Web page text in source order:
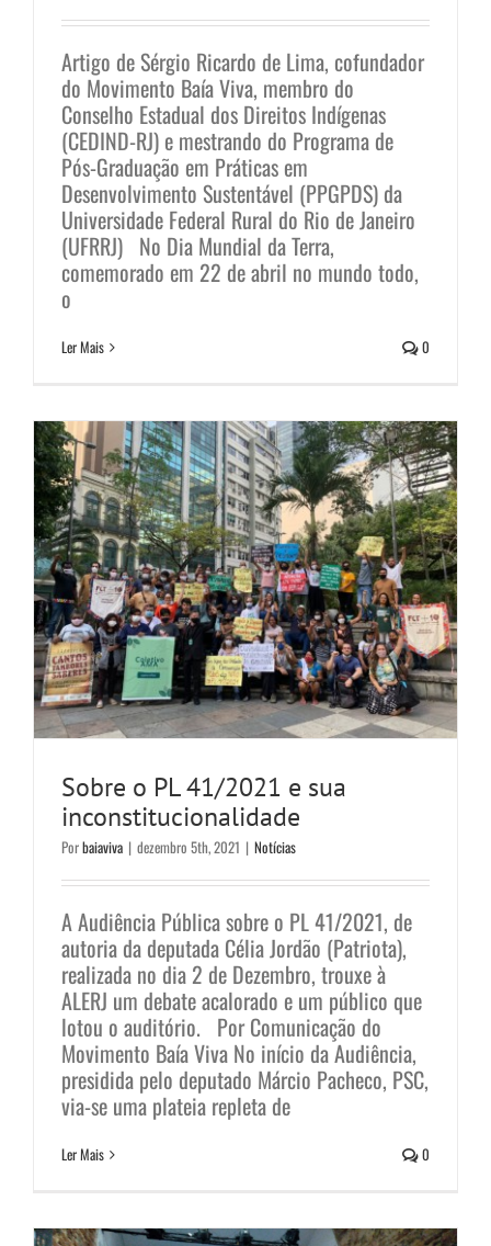
Artigo de Sérgio Ricardo de Lima, cofundador
do Movimento Baía Viva, membro do
Conselho Estadual dos Direitos Indígenas
(CEDIND-RJ) e mestrando do Programa de
Pós-Graduação em Práticas em
Desenvolvimento Sustentável (PPGPDS) da
Universidade Federal Rural do Rio de Janeiro
(UFRRJ) No Dia Mundial da Terra,
comemorado em 22 de abril no mundo todo,
o
Ler Mais 0
Sobre o PL 41/2021 e sua
Sobre o PL 41/2021 e sua
inconstitucionalidade
Porbaiaviva | dezembro 5th, 2021 | Notícias
A Audiência Pública sobre o PL 41/2021, de
autoria da deputada Célia Jordão (Patriota),
realizada no dia 2 de Dezembro, trouxe à
ALERJ um debate acalorado e um público que
lotou o auditório. Por Comunicação do
Movimento Baía Viva No início da Audiência,
presidida pelo deputado Márcio Pacheco, PSC,
via-se uma plateia repleta de
Ler Mais 0
O acolhimento do Movimento Baía
Viva